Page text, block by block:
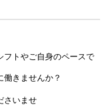
フトやご自身のペースで
働きませんか？
さいませ